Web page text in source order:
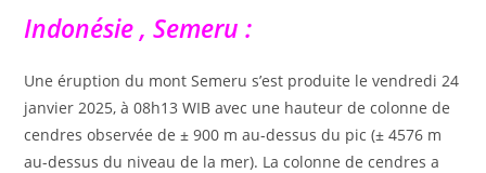
Indonésie , Semeru :
Une éruption du mont Semeru s’est produite le vendredi 24
janvier 2025, à 08h13 WIB avec une hauteur de colonne de
cendres observée de ± 900 m au-dessus du pic (± 4576 m
au-dessus du niveau de la mer). La colonne de cendres a